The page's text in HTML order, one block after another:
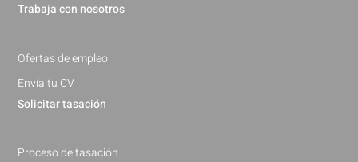
Solicitar tasación
Proceso de tasación
Trabaja con nosotros
Ofertas de empleo
Envía tu CV